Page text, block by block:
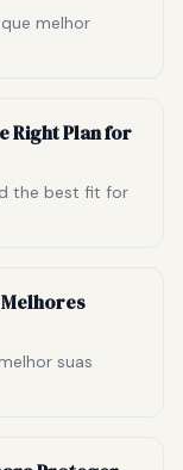
melhor
Right Plan for
the best fit for
suas